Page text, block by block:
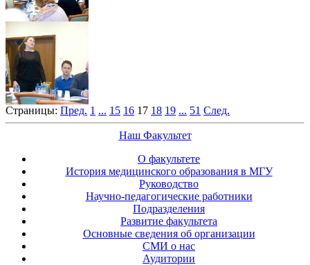
Страницы: Пред. 1 ... 15 16 17 18 19 ... 51 След.
Наш Факультет
О факультете
История медицинского образования в МГУ
Руководство
Научно-педагогические работники
Подразделения
Развитие факультета
Основные сведения об организации
СМИ о нас
Аудитории